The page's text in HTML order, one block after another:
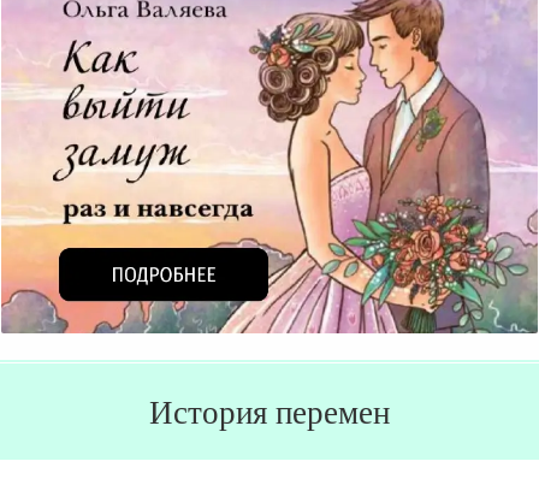
История перемен